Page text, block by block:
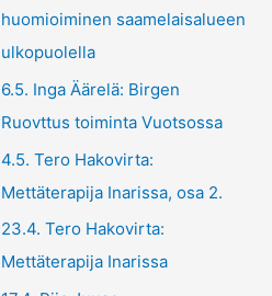
huomioiminen saamelaisalueen
ulkopuolella
6.5. Inga Äärelä: Birgen
Ruovttus toiminta Vuotsossa
4.5. Tero Hakovirta:
Mettäterapija Inarissa, osa 2.
23.4. Tero Hakovirta:
Mettäterapija Inarissa